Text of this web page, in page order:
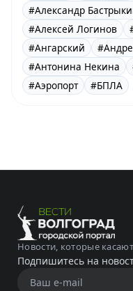
#Александр
#Алексей Логинов
#Ангарский
#Антонина Некина
#Аэропорт
#БПЛА
Новости, которые
Подпишитесь на